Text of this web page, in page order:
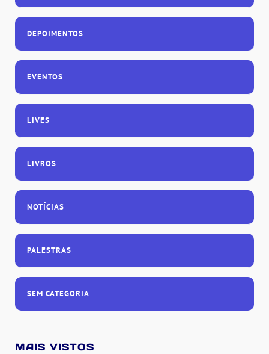
DEPOIMENTOS
EVENTOS
LIVES
LIVROS
NOTÍCIAS
PALESTRAS
SEM CATEGORIA
MAIS VISTOS